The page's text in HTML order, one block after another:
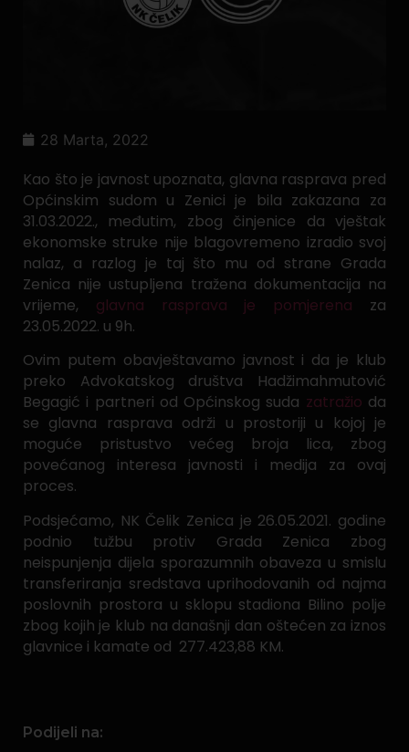
28 Marta, 2022
Kao što je javnost upoznata, glavna rasprava pred
Općinskim sudom u Zenici je bila zakazana za
31.03.2022., međutim, zbog činjenice da vještak
ekonomske struke nije blagovremeno izradio svoj
nalaz, a razlog je taj što mu od strane Grada
Zenica nije ustupljena tražena dokumentacija na
vrijeme, glavna rasprava je pomjerena za
23.05.2022. u 9h.
Ovim putem obavještavamo javnost i da je klub
preko Advokatskog društva Hadžimahmutović
Begagić i partneri od Općinskog suda zatražio da
se glavna rasprava održi u prostoriji u kojoj je
moguće pristustvo većeg broja lica, zbog
povećanog interesa javnosti i medija za ovaj
proces.
Podsjećamo, NK Čelik Zenica je 26.05.2021. godine
podnio tužbu protiv Grada Zenica zbog
neispunjenja dijela sporazumnih obaveza u smislu
transferiranja sredstava uprihodovanih od najma
poslovnih prostora u sklopu stadiona Bilino polje
zbog kojih je klub na današnji dan oštećen za iznos
glavnice i kamate od 277.423,88 KM.
Podijeli na: